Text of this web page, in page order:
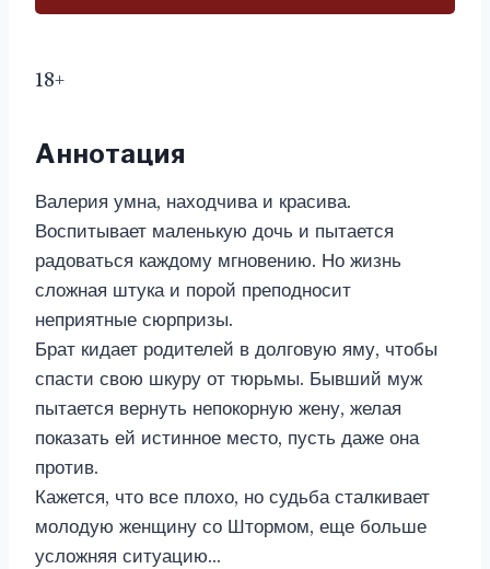
18+
Аннотация
Валерия умна, находчива и красива.
Воспитывает маленькую дочь и пытается
радоваться каждому мгновению. Но жизнь
сложная штука и порой преподносит
неприятные сюрпризы.
Брат кидает родителей в долговую яму, чтобы
спасти свою шкуру от тюрьмы. Бывший муж
пытается вернуть непокорную жену, желая
показать ей истинное место, пусть даже она
против.
Кажется, что все плохо, но судьба сталкивает
молодую женщину со Штормом, еще больше
усложняя ситуацию…